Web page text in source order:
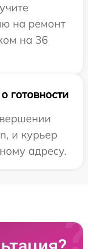
на ремонт
на 36
готовности
и курьер
адресу.